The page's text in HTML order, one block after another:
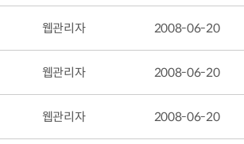
웹관리자 2008-06-20
웹관리자 2008-06-20
웹관리자 2008-06-20